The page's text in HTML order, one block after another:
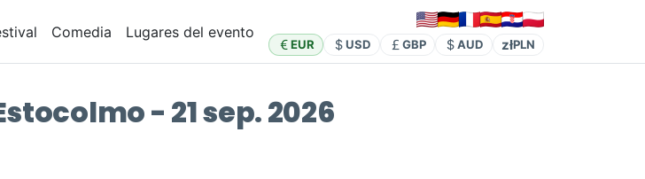
Comedia Lugares del evento
EUR USD GBP AUD złPLN
- 21 sep. 2026